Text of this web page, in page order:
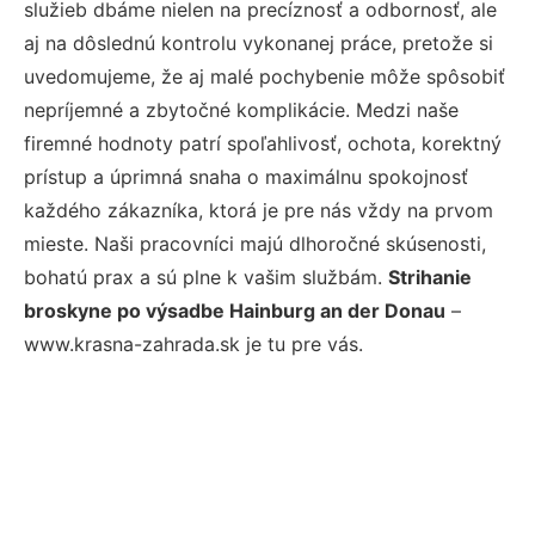
služieb dbáme nielen na precíznosť a odbornosť, ale
aj na dôslednú kontrolu vykonanej práce, pretože si
uvedomujeme, že aj malé pochybenie môže spôsobiť
nepríjemné a zbytočné komplikácie. Medzi naše
firemné hodnoty patrí spoľahlivosť, ochota, korektný
prístup a úprimná snaha o maximálnu spokojnosť
každého zákazníka, ktorá je pre nás vždy na prvom
mieste. Naši pracovníci majú dlhoročné skúsenosti,
bohatú prax a sú plne k vašim službám. Strihanie
broskyne po výsadbe Hainburg an der Donau –
www.krasna-zahrada.sk je tu pre vás.